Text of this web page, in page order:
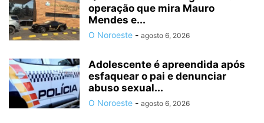
operação que mira Mauro
Mendes e...
O Noroeste - agosto 6, 2026
Adolescente é apreendida após
esfaquear o pai e denunciar
abuso sexual...
O Noroeste - agosto 6, 2026